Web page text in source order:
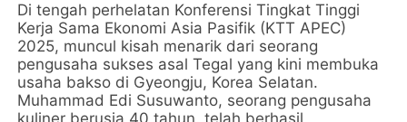
Di tengah perhelatan Konferensi Tingkat Tinggi
Kerja Sama Ekonomi Asia Pasifik (KTT APEC)
2025, muncul kisah menarik dari seorang
pengusaha sukses asal Tegal yang kini membuka
usaha bakso di Gyeongju, Korea Selatan.
Muhammad Edi Susuwanto, seorang pengusaha